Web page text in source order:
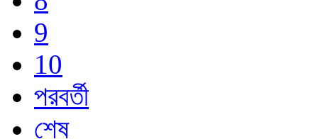
9
10
পরবর্তী
শেষ